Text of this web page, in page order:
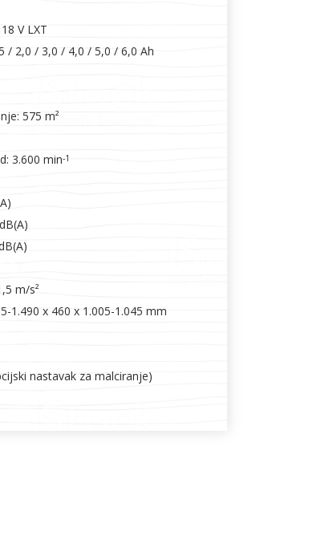
V LXT
/ 2,0 / 3,0 / 4,0 / 5,0 / 6,0 Ah
575 m²
3.600 min-1
m/s²
1.490 x 460 x 1.005-1.045 mm
nastavak za malciranje)